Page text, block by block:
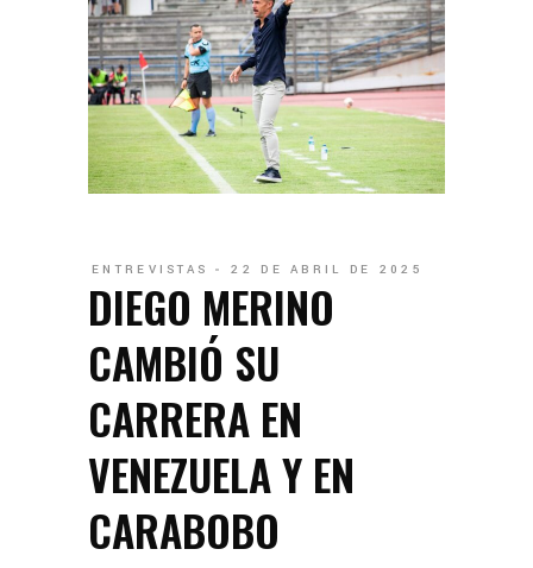
ENTREVISTAS 22 DE ABRIL DE 2025
DIEGO MERINO
CAMBIÓ SU
CARRERA EN
VENEZUELA Y EN
CARABOBO